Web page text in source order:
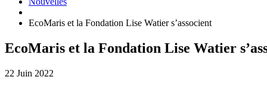
EcoMaris et la Fondation Lise Watier s’associent
EcoMaris et la Fondation Lise Watier
22 Juin 2022